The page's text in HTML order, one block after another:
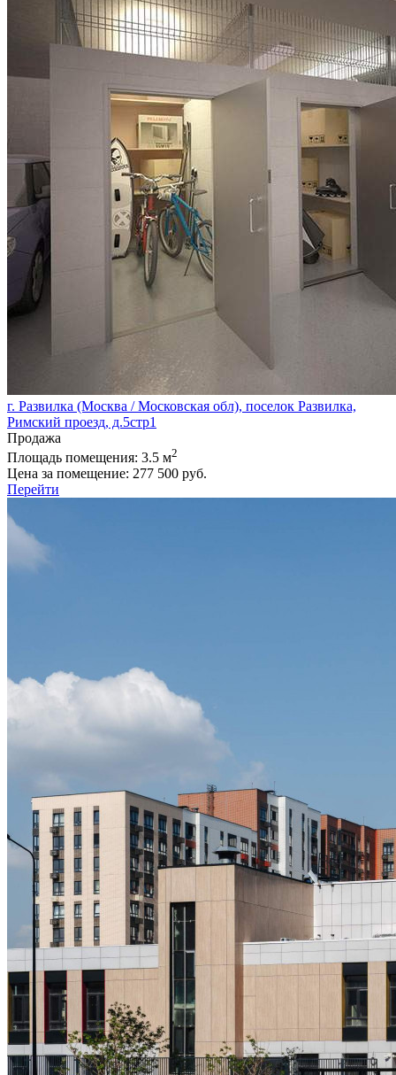
г. Развилка (Москва / Московская обл), поселок Развилка,
Римский проезд, д.5стр1
Продажа
Площадь помещения: 3.5 м2
Цена за помещение: 277 500 руб.
Перейти